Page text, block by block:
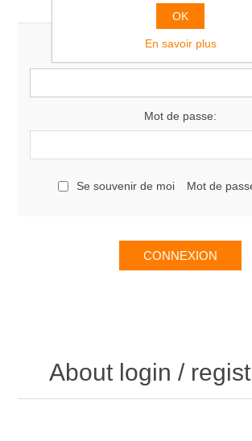
E-mail:
Mot de passe:
Se souvenir de moi Mot de
About login /
OK
En savoir plus